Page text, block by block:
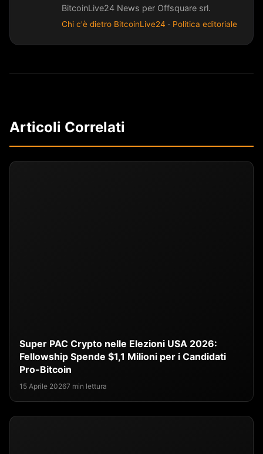
BitcoinLive24 News per Offsquare srl.
Chi c'è dietro BitcoinLive24 · Politica editoriale
Articoli Correlati
Super PAC Crypto nelle Elezioni USA 2026:
Fellowship Spende $1,1 Milioni per i Candidati
Pro-Bitcoin
15 Aprile 20267 min lettura